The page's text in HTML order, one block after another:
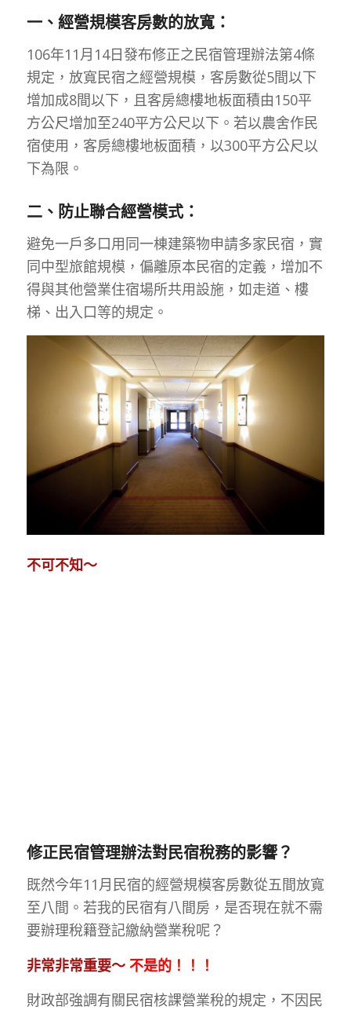
一、經營規模客房數的放寬：
106年11月14日發布修正之民宿管理辦法第4條
規定，放寬民宿之經營規模，客房數從5間以下
增加成8間以下，且客房總樓地板面積由150平
方公尺增加至240平方公尺以下。若以農舍作民
宿使用，客房總樓地板面積，以300平方公尺以
下為限。
二、防止聯合經營模式：
避免一戶多口用同一棟建築物申請多家民宿，實
同中型旅館規模，偏離原本民宿的定義，增加不
得與其他營業住宿場所共用設施，如走道、樓
梯、出入口等的規定。
不可不知～
修正民宿管理辦法對民宿稅務的影響？
既然今年11月民宿的經營規模客房數從五間放寬
至八間。若我的民宿有八間房，是否現在就不需
要辦理稅籍登記繳納營業稅呢？
非常非常重要～ 不是的！！！
財政部強調有關民宿核課營業稅的規定，不因民